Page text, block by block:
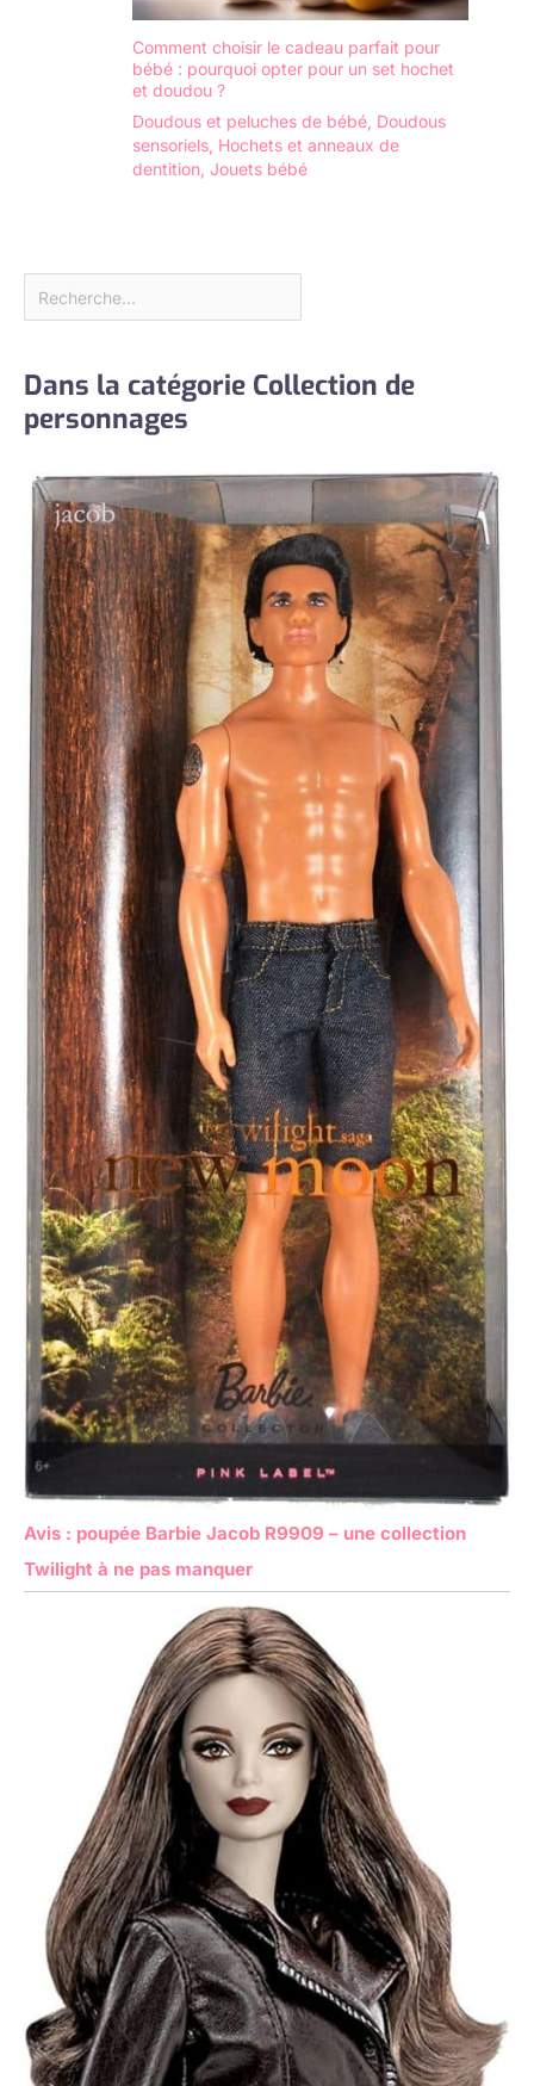
Comment choisir le cadeau parfait pour
bébé : pourquoi opter pour un set hochet
et doudou ?
Doudous et peluches de bébé Doudous
sensoriels Hochets et anneaux de
dentition Jouets bébé
Dans la catégorie Collection de
personnages
Avis : poupée Barbie Jacob R9909 – une collection
Twilight à ne pas manquer